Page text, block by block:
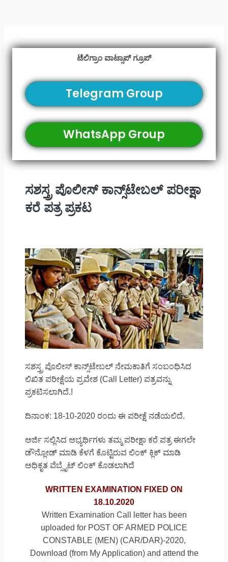
ಟೆಲಿಗ್ರಾಂ ವಾಟ್ಸಾಪ್ ಗ್ರೂಪ್
Telegram Group
WhatsApp Group
ಸಶಸ್ತ್ರ ಪೊಲೀಸ್‌ ಕಾನ್ಸ್‌ಟೇಬಲ್ ಪರೀಕ್ಷಾ
ಕರೆ ಪತ್ರ ಪ್ರಕಟ
ಸಶಸ್ತ್ರ ಪೊಲೀಸ್‌ ಕಾನ್ಸ್‌ಟೇಬಲ್‌ ನೇಮಕಾತಿಗೆ ಸಂಬಂಧಿಸಿದ
ಲಿಖಿತ ಪರೀಕ್ಷೆಯ ಪ್ರವೇಶ (Call Letter) ಪತ್ರವನ್ನು
ಪ್ರಕಟಿಸಲಾಗಿದೆ.!
ದಿನಾಂಕ: 18-10-2020 ರಂದು ಈ ಪರೀಕ್ಷೆ ನಡೆಯಲಿದೆ.
ಅರ್ಜಿ ಸಲ್ಲಿಸಿದ ಅಭ್ಯರ್ಥಿಗಳು ತಮ್ಮ ಪರೀಕ್ಷಾ ಕರೆ ಪತ್ರ ಈಗಲೇ
ಡೌನ್ಲೋಡ್ ಮಾಡಿ ಕೆಳಗೆ ಕೊಟ್ಟಿರುವ ಲಿಂಕ್ ಕ್ಲಿಕ್ ಮಾಡಿ
ಅಧಿಕೃತ ವೆಬ್ಸೈಟ್ ಲಿಂಕ್ ಕೊಡಲಾಗಿದೆ
WRITTEN EXAMINATION FIXED ON
18.10.2020
Written Examination Call letter has been
uploaded for POST OF ARMED POLICE
CONSTABLE (MEN) (CAR/DAR)-2020,
Download (from My Application) and attend the